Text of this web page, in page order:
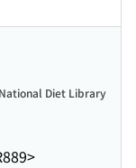
National Diet Library